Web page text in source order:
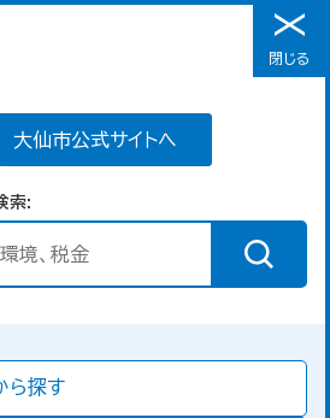
メニュー
大仙市公式サイトへ
索
ら探す
閉じる